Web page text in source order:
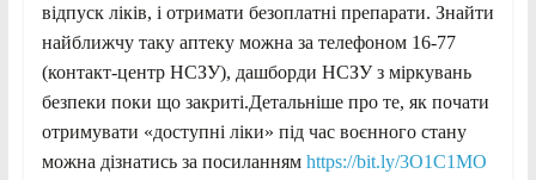
відпуск ліків, і отримати безоплатні препарати. Знайти
найближчу таку аптеку можна за телефоном 16-77
(контакт-центр НСЗУ), дашборди НСЗУ з міркувань
безпеки поки що закриті.Детальніше про те, як почати
отримувати «доступні ліки» під час воєнного стану
можна дізнатись за посиланням https://bit.ly/3O1C1MO